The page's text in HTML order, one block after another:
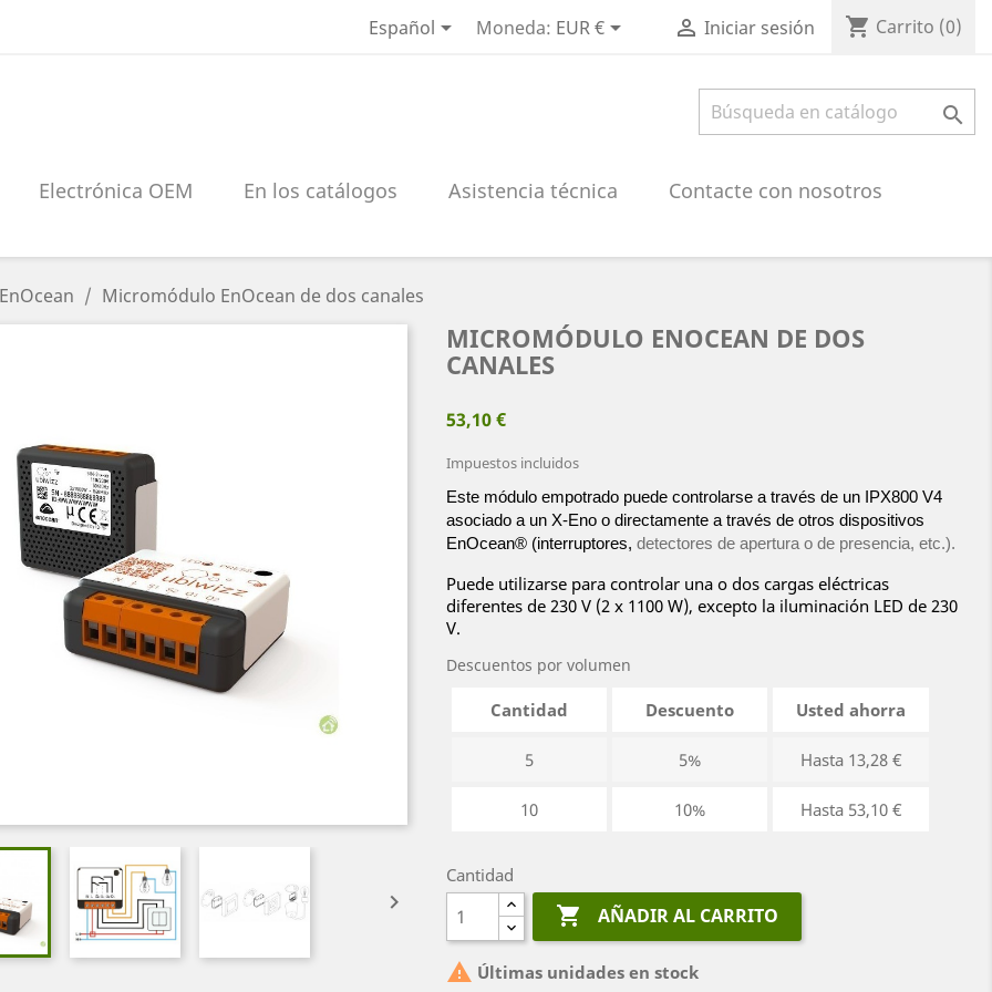
Español Moneda: EUR €  Iniciar sesión shopping_cart Carrito (0)

Electrónica OEM En los catálogos Asistencia técnica Contacte con nosotros
Micromódulo EnOcean de dos canales

MICROMÓDULO ENOCEAN DE DOS
CANALES
53,10 €
Impuestos incluidos
Este módulo empotrado puede controlarse a través de un IPX800 V4
asociado a un X-Eno o directamente a través de otros dispositivos
EnOcean® (interruptores, detectores de apertura o de presencia, etc.).
Puede utilizarse para controlar una o dos cargas eléctricas
diferentes de 230 V (2 x 1100 W), excepto la iluminación LED de 230
V.
Descuentos por volumen
Cantidad Descuento Usted ahorra
5 5% Hasta 13,28 €
10 10% Hasta 53,10 €
Cantidad
 AÑADIR AL CARRITO
 Últimas unidades en stock